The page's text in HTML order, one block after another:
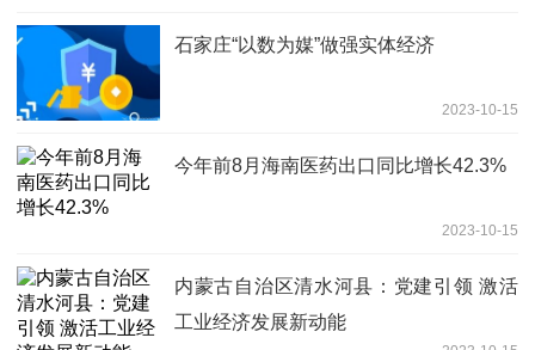
石家庄“以数为媒”做强实体经济
2023-10-15
今年前8月海南医药出口同比增长42.3%
2023-10-15
内蒙古自治区清水河县：党建引领 激活
工业经济发展新动能